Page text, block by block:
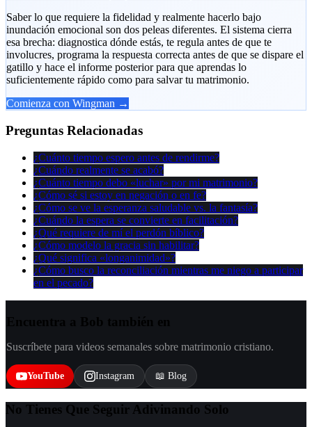
Saber lo que requiere la fidelidad y realmente hacerlo bajo
inundación emocional son dos peleas diferentes. El sistema cierra
esa brecha: diagnostica dónde estás, te regula antes de que te
involucres, programa la respuesta correcta antes de que se dispare el
gatillo y hace el informe posterior para que aprendas lo
suficientemente rápido como para salvar tu matrimonio.
Comienza con Wingman →
Preguntas Relacionadas
¿Cuánto tiempo espero antes de rendirme?
¿Cuándo realmente se acabó?
¿Cuánto tiempo debo «luchar» por mi matrimonio?
¿Cómo sé si estoy en negación o en fe?
¿Cómo se ve la esperanza saludable vs. la fantasía?
¿Cuándo la espera se convierte en facilitación?
¿Qué requiere de mí el perdón bíblico?
¿Cómo modelo la gracia sin habilitar?
¿Qué significa «longanimidad»?
¿Cómo busco la reconciliación mientras me niego a participar
en el pecado?
Suscríbete para videos semanales sobre matrimonio cristiano.
YouTube Instagram 📖 Blog
No Tienes Que Seguir Adivinando Solo